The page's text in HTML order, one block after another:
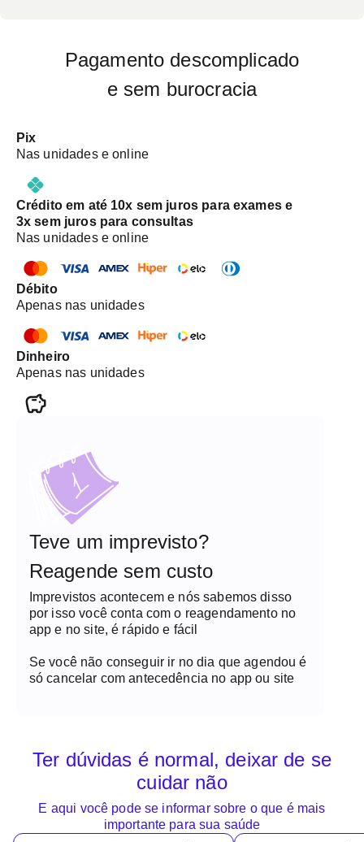
Pagamento descomplicado
e sem burocracia
Pix
Nas unidades e online
Crédito em até 10x sem juros para exames e
3x sem juros para consultas
Nas unidades e online
Débito
Apenas nas unidades
Dinheiro
Apenas nas unidades
Teve um imprevisto?
Reagende sem custo
Imprevistos acontecem e nós sabemos disso
por isso você conta com o reagendamento no
app e no site, é rápido e fácil
Se você não conseguir ir no dia que agendou é
só cancelar com antecedência no app ou site
Ter dúvidas é normal, deixar de se
cuidar não
E aqui você pode se informar sobre o que é mais
importante para sua saúde